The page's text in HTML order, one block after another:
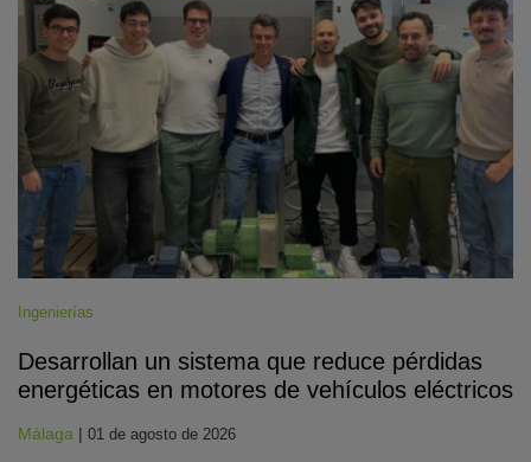
Ingenierías
Desarrollan un sistema que reduce pérdidas
energéticas en motores de vehículos eléctricos
Málaga | 01 de agosto de 2026